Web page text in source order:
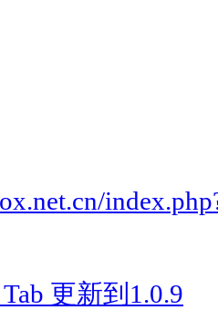
更新到1.0.9